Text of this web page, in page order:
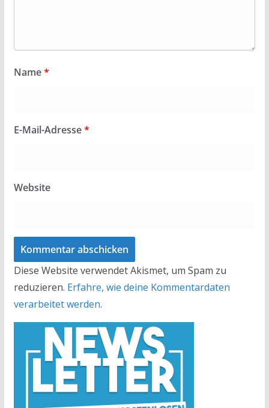
Name*
E-Mail-Adresse*
Website
Diese Website verwendet Akismet, um Spam zu
reduzieren. Erfahre, wie deine Kommentardaten
verarbeitet werden.